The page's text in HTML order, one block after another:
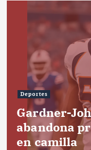
Deportes
Gardner-
abandona
en camilla